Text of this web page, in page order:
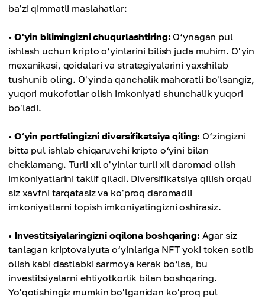
ba'zi qimmatli maslahatlar:
• O‘yin bilimingizni chuqurlashtiring: O‘ynagan pul
ishlash uchun kripto o‘yinlarini bilish juda muhim. O'yin
mexanikasi, qoidalari va strategiyalarini yaxshilab
tushunib oling. O'yinda qanchalik mahoratli bo'lsangiz,
yuqori mukofotlar olish imkoniyati shunchalik yuqori
bo'ladi.
• O‘yin portfelingizni diversifikatsiya qiling: O‘zingizni
bitta pul ishlab chiqaruvchi kripto o‘yini bilan
cheklamang. Turli xil o'yinlar turli xil daromad olish
imkoniyatlarini taklif qiladi. Diversifikatsiya qilish orqali
siz xavfni tarqatasiz va ko'proq daromadli
imkoniyatlarni topish imkoniyatingizni oshirasiz.
• Investitsiyalaringizni oqilona boshqaring: Agar siz
tanlagan kriptovalyuta o‘yinlariga NFT yoki token sotib
olish kabi dastlabki sarmoya kerak bo‘lsa, bu
investitsiyalarni ehtiyotkorlik bilan boshqaring.
Yo'qotishingiz mumkin bo'lganidan ko'proq pul